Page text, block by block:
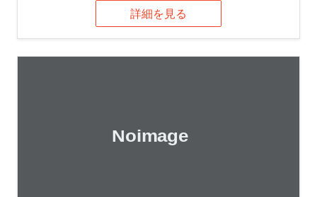
詳細を見る